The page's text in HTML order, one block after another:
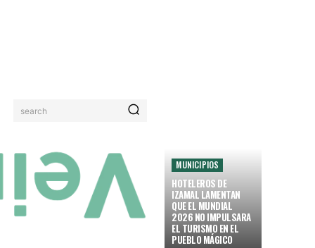
search
MUNICIPIOS
HOTELEROS DE
IZAMAL LAMENTAN
QUE EL MUNDIAL
2026 NO IMPULSARA
EL TURISMO EN EL
PUEBLO MÁGICO